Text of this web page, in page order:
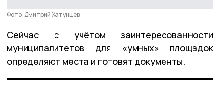
Фото: Дмитрий Хатунцев
Сейчас с учётом заинтересованности
муниципалитетов для «умных» площадок
определяют места и готовят документы.